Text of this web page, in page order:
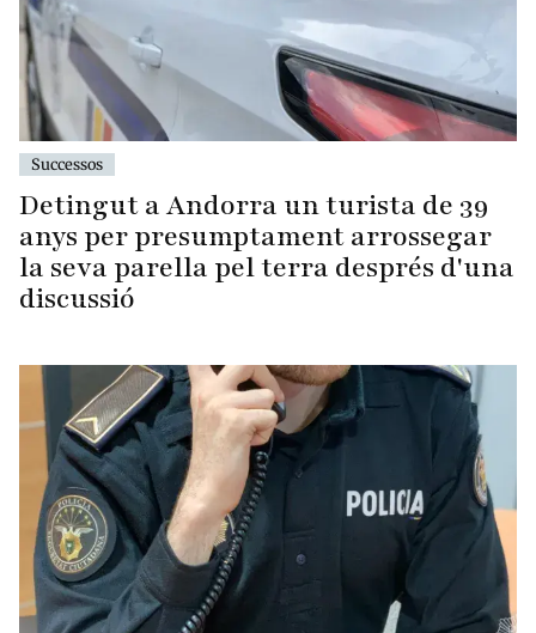
Successos
Detingut a Andorra un turista de 39
anys per presumptament arrossegar
la seva parella pel terra després d'una
discussió